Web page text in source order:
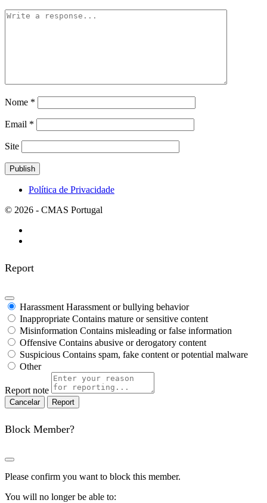
Nome *
Email *
Site
Política de Privacidade
© 2026 - CMAS Portugal
Report
Harassment Harassment or bullying behavior
Inappropriate Contains mature or sensitive content
Misinformation Contains misleading or false information
Offensive Contains abusive or derogatory content
Suspicious Contains spam, fake content or potential malware
Other
Report note
Report
Block Member?
Please confirm you want to block this member.
You will no longer be able to: